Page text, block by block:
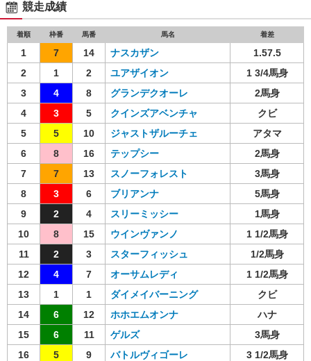
競走成績
着順 枠番 馬番 馬名 着差
1 7 14 ナスカザン
1.57.5
2
1 2 ユアザイオン
1 3/4馬身
3
4 8 グランデクオーレ
2馬身
4
3 5 クインズアベンチャ
クビ
5
5 10 ジャストザルーチェ
アタマ
6
8 16 テップシー
2馬身
7
7 13 スノーフォレスト
3馬身
8
3 6 ブリアンナ
5馬身
9
2 4 スリーミッシー
1馬身
10
8 15 ウインヴァンノ
1 1/2馬身
11
2 3 スターフィッシュ
1/2馬身
12
4 7 オーサムレディ
1 1/2馬身
13
1 1 ダイメイバーニング
クビ
14
6 12 ホホエムオンナ
ハナ
15
6 11 ゲルズ
3馬身
16
5 9 バトルヴィゴーレ 3 1/2馬身